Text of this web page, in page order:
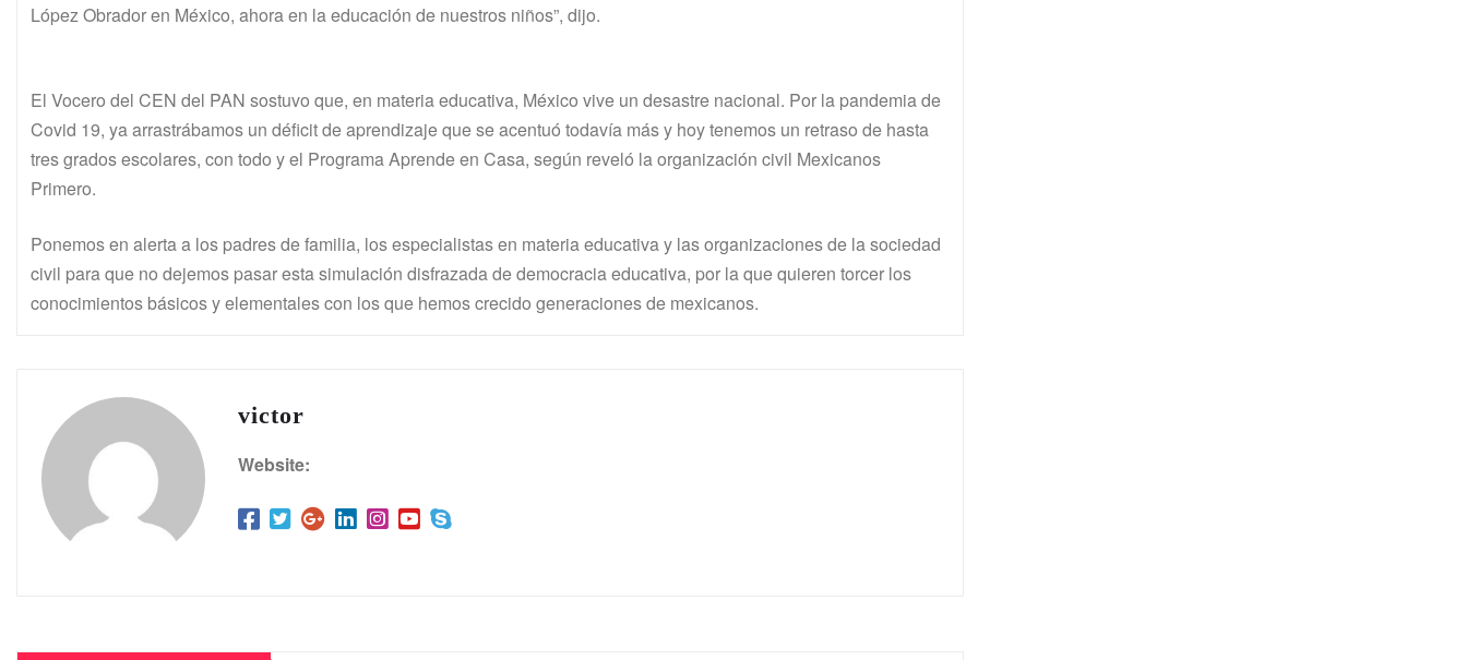
López Obrador en México, ahora en la educación de nuestros niños”, dijo.
El Vocero del CEN del PAN sostuvo que, en materia educativa, México vive un desastre nacional. Por la pandemia de
Covid 19, ya arrastrábamos un déficit de aprendizaje que se acentuó todavía más y hoy tenemos un retraso de hasta
tres grados escolares, con todo y el Programa Aprende en Casa, según reveló la organización civil Mexicanos
Primero.
Ponemos en alerta a los padres de familia, los especialistas en materia educativa y las organizaciones de la sociedad
civil para que no dejemos pasar esta simulación disfrazada de democracia educativa, por la que quieren torcer los
conocimientos básicos y elementales con los que hemos crecido generaciones de mexicanos.
victor
Website: